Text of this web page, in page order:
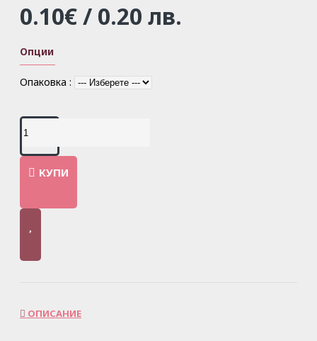
0.10€ / 0.20 лв.
Опции
Опаковка :
КУПИ
ОПИСАНИЕ